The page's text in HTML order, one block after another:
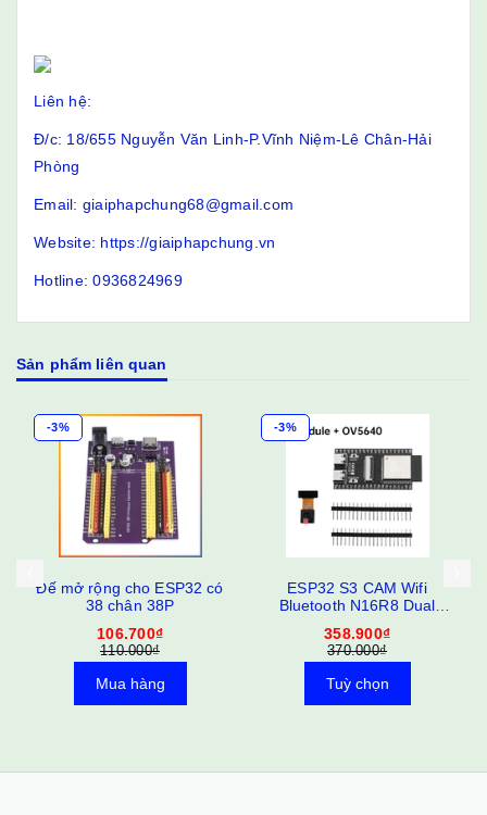
Liên hệ:
Đ/c: 18/655 Nguyễn Văn Linh-P.Vĩnh Niệm-Lê Chân-Hải
Phòng
Email: giaiphapchung68@gmail.com
Website: https://giaiphapchung.vn
Hotline: 0936824969
Sản phẩm liên quan
-3%
ESP32 S3 CAM Wifi
Bluetooth N16R8 Dual
358.900₫
370.000₫
Tuỳ chọn
Lưỡi Cưa Lọng Cầm Tay
ABS500
20.000₫
Mua hàng